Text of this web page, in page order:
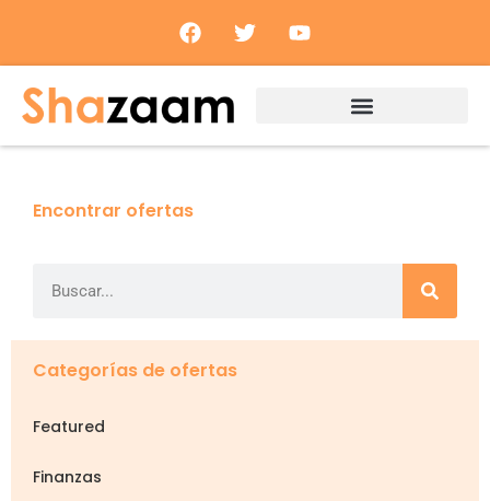
Encontrar ofertas
Categorías de ofertas
Featured
Finanzas